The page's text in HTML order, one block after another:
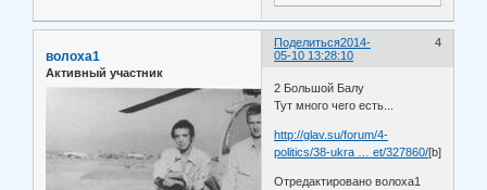
Поделиться 4
2014-
05-10 13:28:10
волоха1
Активный участник
2 Большой Балу
Тут много чего есть...
http://glav.su/forum/4-
politics/38-ukra … et/327860/[b]
Отредактировано волоха1